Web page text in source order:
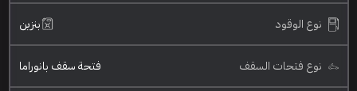
نوع الوقود بنزين
نوع فتحات السقف فتحة سقف بانوراما